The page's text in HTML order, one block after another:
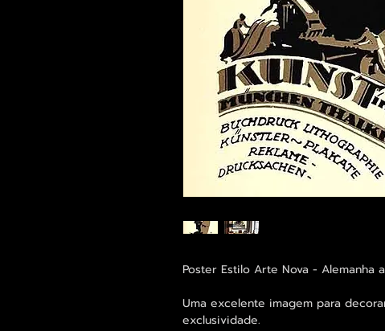
Poster Estilo Arte Nova - Alemanha
Uma excelente imagem para
exclusividade.